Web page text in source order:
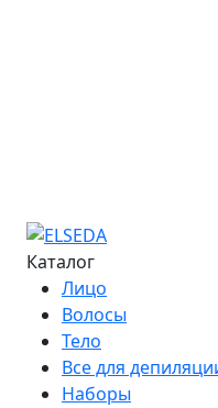
Каталог
Лицо
Волосы
Тело
Все для
Наборы